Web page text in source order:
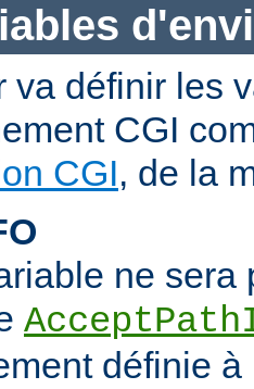
va définir les
CGI
CGI, de la
ne sera
définie à